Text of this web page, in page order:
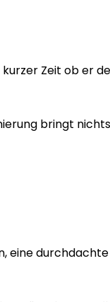
Zeit ob er
bringt
durchdachte